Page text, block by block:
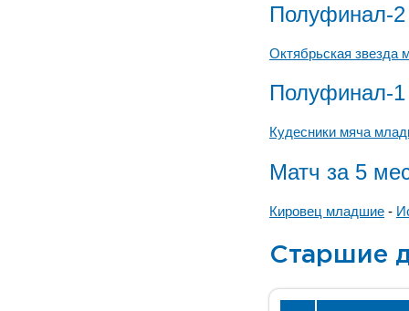
Полуфинал-2
Октябрьская звезда
Полуфинал-1
Кудесники мяча
Матч за 5
Кировец младшие -
Старшие